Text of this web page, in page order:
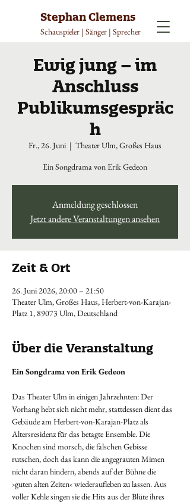
Stephan Clemens
Schauspieler | Sänger | Sprecher
Ewig jung – im
Anschluss
Publikumsgespräc
h
Fr., 26. Juni
  |
Theater Ulm, Großes Haus
Ein Songdrama von Erik Gedeon
Anmeldung geschlossen
Jetzt andere Veranstaltungen ansehen
Zeit & Ort
26. Juni 2026, 20:00 – 21:50
Theater Ulm, Großes Haus, Herbert-von-Karajan-
Platz 1, 89073 Ulm, Deutschland
Über die Veranstaltung
Ein Songdrama von Erik Gedeon
Das Theater Ulm in einigen Jahrzehnten: Der
Vorhang hebt sich nicht mehr, stattdessen dient das
Gebäude am Herbert-von-Karajan-Platz als
Altersresidenz für das betagte Ensemble. Die
Knochen sind morsch, die falschen Gebisse
rutschen, doch das kann die angegrauten Mimen
nicht daran hindern, abends auf der Bühne die
›guten alten Zeiten‹ wiederaufleben zu lassen. Aus
voller Kehle singen sie die Hits aus der Blüte ihres